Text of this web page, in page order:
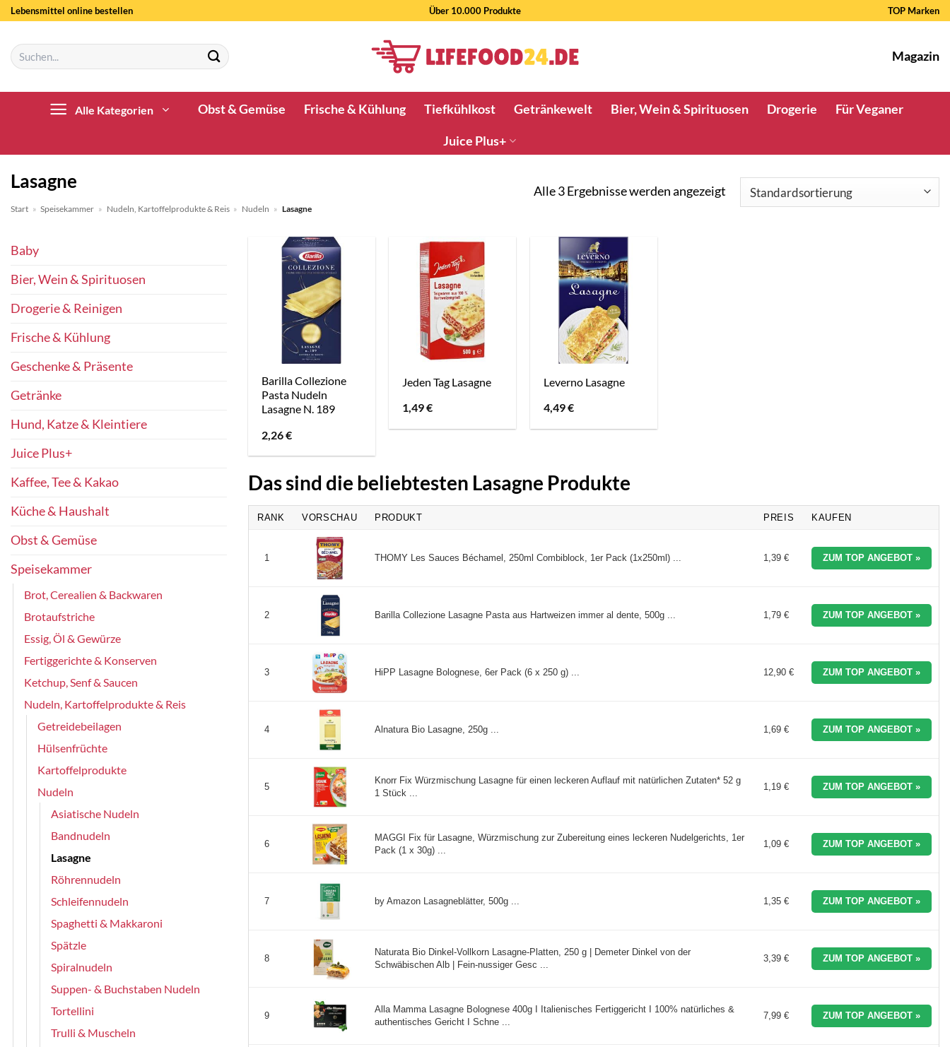
Zum
springen
Lebensmittel online bestellen Über 10.000 Produkte TOP Marken
Suchen
nach:
Magazin
Alle Kategorien Obst & Gemüse Frische & Kühlung Tiefkühlkost Getränkewelt Bier, Wein & Spirituosen Drogerie Für Veganer
Juice Plus+
Lasagne
Start » Speisekammer » Nudeln, Kartoffelprodukte & Reis » Nudeln » Lasagne
Alle 3 Ergebnisse werden angezeigt
Baby
Bier, Wein & Spirituosen
Drogerie & Reinigen
Frische & Kühlung
Geschenke & Präsente
Getränke
Hund, Katze & Kleintiere
Juice Plus+
Kaffee, Tee & Kakao
Küche & Haushalt
Obst & Gemüse
Speisekammer
Brot, Cerealien & Backwaren
Brotaufstriche
Essig, Öl & Gewürze
Fertiggerichte & Konserven
Ketchup, Senf & Saucen
Nudeln, Kartoffelprodukte & Reis
Getreidebeilagen
Hülsenfrüchte
Kartoffelprodukte
Nudeln
Asiatische Nudeln
Bandnudeln
Lasagne
Röhrennudeln
Schleifennudeln
Spaghetti & Makkaroni
Spätzle
Spiralnudeln
Suppen- & Buchstaben Nudeln
Tortellini
Trulli & Muscheln
Barilla Collezione
Pasta Nudeln
Lasagne N. 189
2,26€
Jeden Tag Lasagne
1,49€
Leverno Lasagne
4,49€
Das sind die beliebtesten Lasagne Produkte
RANK VORSCHAU PRODUKT PREIS KAUFEN
1 THOMY Les Sauces Béchamel, 250ml Combiblock, 1er Pack (1x250ml) ... 1,39 € ZUM TOP ANGEBOT »
2 Barilla Collezione Lasagne Pasta aus Hartweizen immer al dente, 500g ... 1,79 € ZUM TOP ANGEBOT »
3 HiPP Lasagne Bolognese, 6er Pack (6 x 250 g) ... 12,90 € ZUM TOP ANGEBOT »
4 Alnatura Bio Lasagne, 250g ... 1,69 € ZUM TOP ANGEBOT »
5
Knorr Fix Würzmischung Lasagne für einen leckeren Auflauf mit natürlichen Zutaten* 52 g
1 Stück ...
1,19 € ZUM TOP ANGEBOT »
6
MAGGI Fix für Lasagne, Würzmischung zur Zubereitung eines leckeren Nudelgerichts, 1er
Pack (1 x 30g) ...
1,09 € ZUM TOP ANGEBOT »
7 by Amazon Lasagneblätter, 500g ... 1,35 € ZUM TOP ANGEBOT »
8
Naturata Bio Dinkel-Vollkorn Lasagne-Platten, 250 g | Demeter Dinkel von der
Schwäbischen Alb | Fein-nussiger Gesc ...
3,39 € ZUM TOP ANGEBOT »
9
Alla Mamma Lasagne Bolognese 400g I Italienisches Fertiggericht I 100% natürliches &
authentisches Gericht I Schne ...
7,99 € ZUM TOP ANGEBOT »